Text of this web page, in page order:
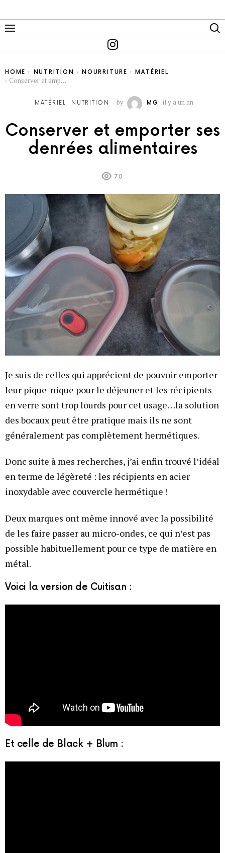
You are here:
HOME NUTRITION NOURRITURE MATÉRIEL
Conserver et emporter ses denrées alimentaires
MATÉRIEL NUTRITION by MG il y a un an
Conserver et emporter ses
denrées alimentaires
70
Je suis de celles qui apprécient de pouvoir emporter
leur pique-nique pour le déjeuner et les récipients
en verre sont trop lourds pour cet usage…la solution
des bocaux peut être pratique mais ils ne sont
généralement pas complètement hermétiques.
Donc suite à mes recherches, j’ai enfin trouvé l’idéal
en terme de légèreté : les récipients en acier
inoxydable avec couvercle hermétique !
Deux marques ont même innové avec la possibilité
de les faire passer au micro-ondes, ce qui n’est pas
possible habituellement pour ce type de matière en
métal.
Voici la version de Cuitisan :
Et celle de Black + Blum :